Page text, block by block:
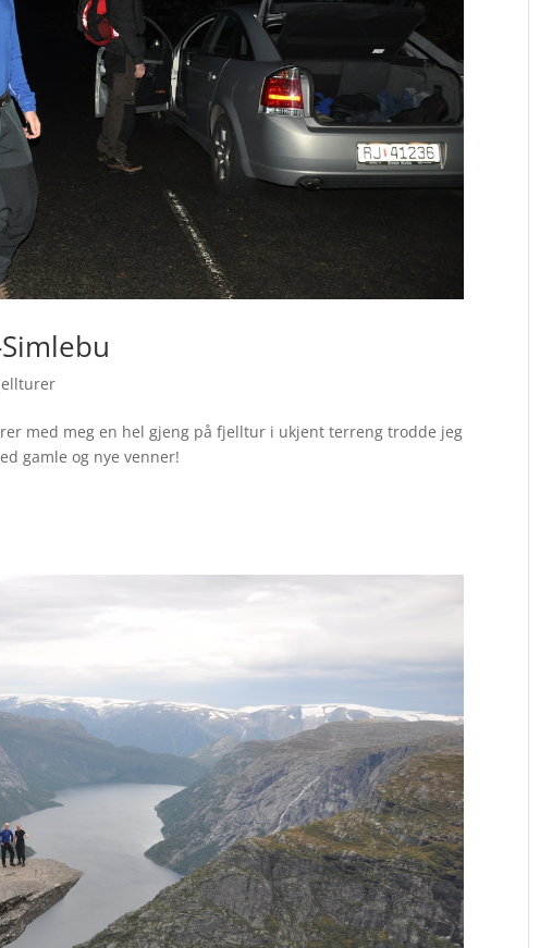
med meg en hel gjeng på fjelltur i ukjent terreng trodde jeg
gamle og nye venner!